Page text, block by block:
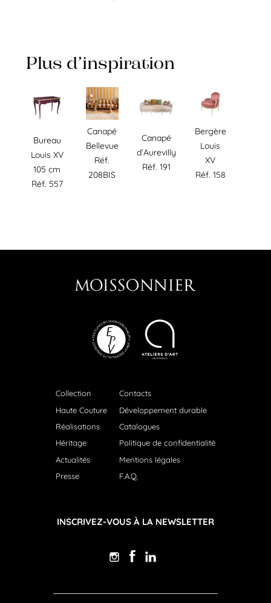
Plus d’inspiration
Bureau
Louis XV
105 cm
Réf. 557
Canapé
Bellevue
Réf.
208BIS
Canapé
d’Aurevilly
Réf. 191
Bergère
Louis
XV
Réf. 158
Collection
Haute Couture
Réalisations
Héritage
Actualités
Presse
Contacts
Développement durable
Catalogues
Politique de confidentialité
Mentions légales
F.A.Q.
INSCRIVEZ-VOUS À LA NEWSLETTER